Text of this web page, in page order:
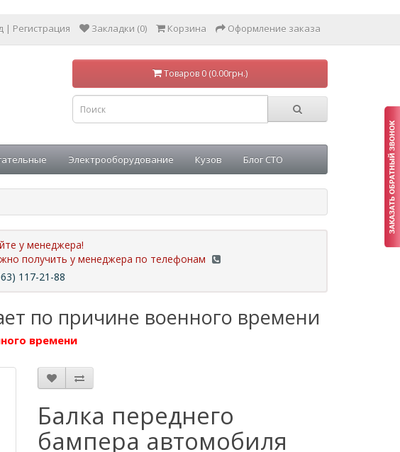
| Регистрация Закладки (0) Корзина Оформление заказа
Товаров 0 (0.00грн.)
Электрооборудование Кузов Блог СТО
у менеджера!
получить у менеджера по телефонам
117-21-88
по причине военного времени
времени
Балка переднего
бампера автомобиля